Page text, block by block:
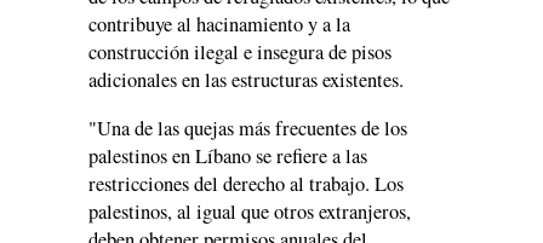
contribuye al hacinamiento y a la
construcción ilegal e insegura de pisos
adicionales en las estructuras existentes.
"Una de las quejas más frecuentes de los
palestinos en Líbano se refiere a las
restricciones del derecho al trabajo. Los
palestinos, al igual que otros extranjeros,